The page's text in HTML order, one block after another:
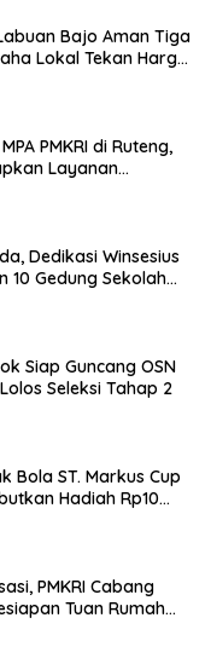
Bajo Aman Tiga
Lokal Tekan Harga
PMKRI di Ruteng,
Layanan
Dedikasi Winsesius
10 Gedung Sekolah
Siap Guncang OSN
Seleksi Tahap 2
Bola ST. Markus Cup
Hadiah Rp10
PMKRI Cabang
Tuan Rumah